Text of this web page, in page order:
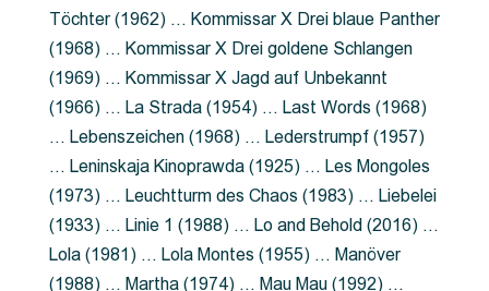
Töchter (1962) … Kommissar X Drei blaue Panther
(1968) … Kommissar X Drei goldene Schlangen
(1969) … Kommissar X Jagd auf Unbekannt
(1966) … La Strada (1954) … Last Words (1968)
… Lebenszeichen (1968) … Lederstrumpf (1957)
… Leninskaja Kinoprawda (1925) … Les Mongoles
(1973) … Leuchtturm des Chaos (1983) … Liebelei
(1933) … Linie 1 (1988) … Lo and Behold (2016) …
Lola (1981) … Lola Montes (1955) … Manöver
(1988) … Martha (1974) … Mau Mau (1992) …